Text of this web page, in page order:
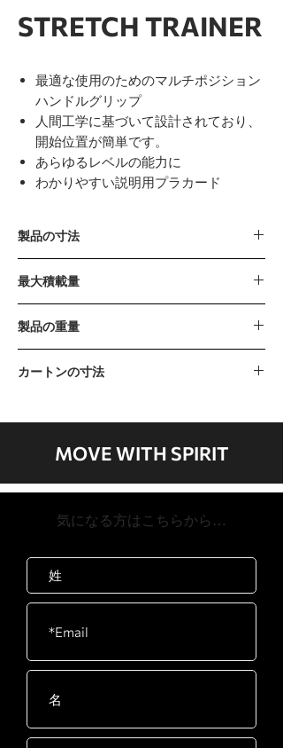
STRETCH TRAINER
最適な使用のためのマルチポジション
ハンドルグリップ
人間工学に基づいて設計されており、
開始位置が簡単です。
あらゆるレベルの能力に
わかりやすい説明用プラカード
製品の寸法
最大積載量
製品の重量
カートンの寸法
32” x 18”カートンB 450 x 110 x 450mm /
17 "x 4" x 17 "MOVE WITH SPIRIT
​気になる方はこちらから…